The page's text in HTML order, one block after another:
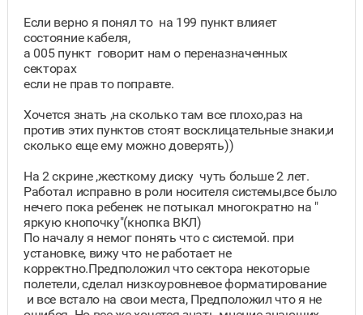
Если верно я понял то на 199 пункт влияет
состояние кабеля,
а 005 пункт говорит нам о переназначенных
секторах
если не прав то поправте.
Хочется знать ,на сколько там все плохо,раз на
против этих пунктов стоят восклицательные знаки,и
сколько еще ему можно доверять))
На 2 скрине ,жесткому диску чуть больше 2 лет.
Работал исправно в роли носителя системы,все было
нечего пока ребенек не потыкал многократно на "
яркую кнопочку"(кнопка ВКЛ)
По началу я немог понять что с системой. при
установке, вижу что не работает не
корректно.Предположил что сектора некоторые
полетели, сделал низкоуровневое форматирование
и все встало на свои места, Предположил что я не